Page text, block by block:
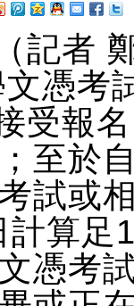
記者
憑考
受報
至於
試或
算足
憑考